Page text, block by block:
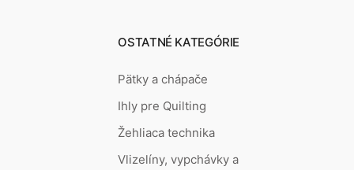
OSTATNÉ KATEGÓRIE
Pätky a chápače
Ihly pre Quilting
Žehliaca technika
Vlizelíny, vypchávky a